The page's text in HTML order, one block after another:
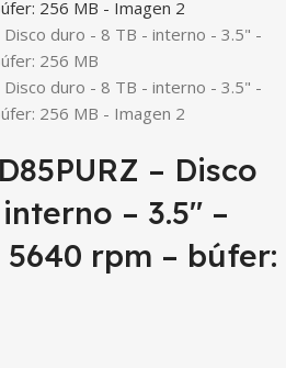
– Disco
– 3.5″ –
5640 rpm – búfer: